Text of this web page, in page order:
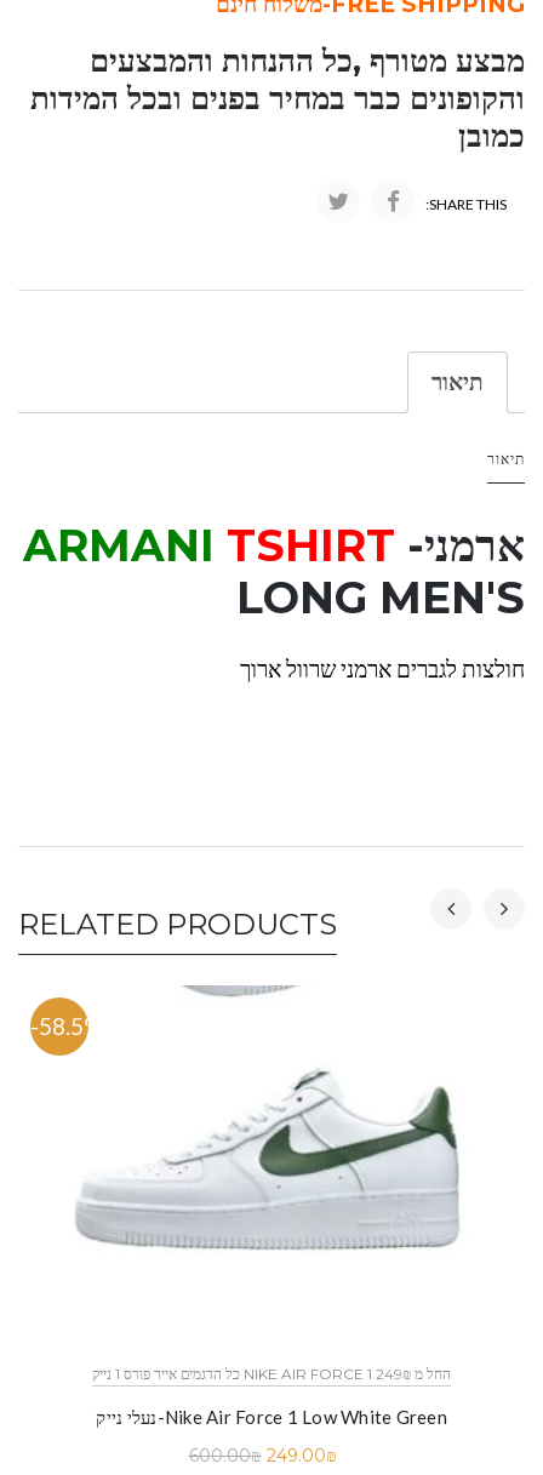
מבצע מטורף ,כל ההנחות והמבצעים
והקופונים כבר במחיר בפנים ובכל המידות
כמובן
SHARE THIS:
תיאור
תיאור
ארמני- ARMANI TSHIRT
LONG MEN'S
חולצות לגברים ארמני שרוול ארוך
RELATED PRODUCTS
-58.5%
כל הדגמים אייר פורס 1 נייק NIKE AIR FORCE 1 החל מ 249₪
נעלי נייק-Nike Air Force 1 Low White Green
600.00₪ 249.00₪